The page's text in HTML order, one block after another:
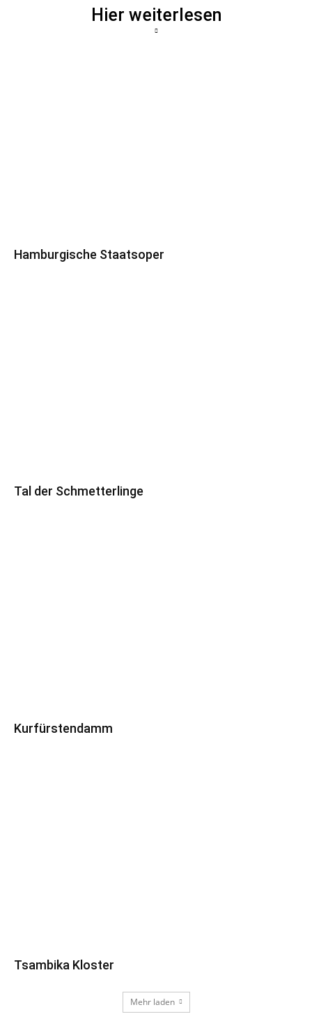
Hier weiterlesen
Hamburgische Staatsoper
Tal der Schmetterlinge
Kurfürstendamm
Tsambika Kloster
Mehr laden